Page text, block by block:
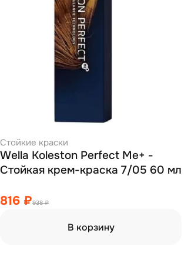
Стойкие краски
Wella Koleston Perfect Ме+ -
Стойкая крем-краска 7/05 60 мл
816 ₽938 ₽
В корзину